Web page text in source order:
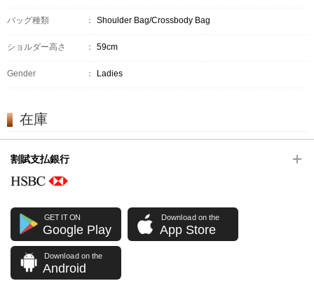
バッグ種類 ： Shoulder Bag/Crossbody Bag
ショルダー高さ ： 59cm
Gender ： Ladies
在庫
割賦支払銀行
GET IT ON
Google Play
Download on the
App Store
Download on the
Android